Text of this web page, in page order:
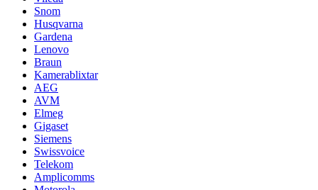
Snom
Husqvarna
Gardena
Lenovo
Braun
Kamerablixtar
AEG
AVM
Elmeg
Gigaset
Siemens
Swissvoice
Telekom
Amplicomms